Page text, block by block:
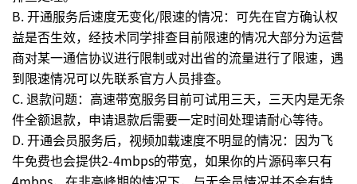
B. 开通服务后速度无变化/限速的情况：可先在官方确认权
益是否生效，经技术同学排查目前限速的情况大部分为运营
商对某一通信协议进行限制或对出省的流量进行了限速，遇
到限速情况可以先联系官方人员排查。
C. 退款问题：高速带宽服务目前可试用三天，三天内是无条
件全额退款，申请退款后需要一定时间处理请耐心等待。
D. 开通会员服务后，视频加载速度不明显的情况：因为飞
牛免费也会提供2-4mbps的带宽，如果你的片源码率只有